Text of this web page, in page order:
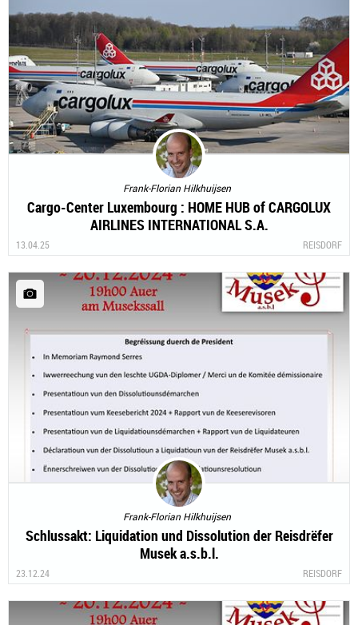
Frank-Florian Hilkhuijsen
Cargo-Center Luxembourg : HOME HUB of CARGOLUX
AIRLINES INTERNATIONAL S.A.
13.04.25 REISDORF
Frank-Florian Hilkhuijsen
Schlussakt: Liquidation und Dissolution der Reisdrëfer
Musek a.s.b.l.
23.12.24 REISDORF